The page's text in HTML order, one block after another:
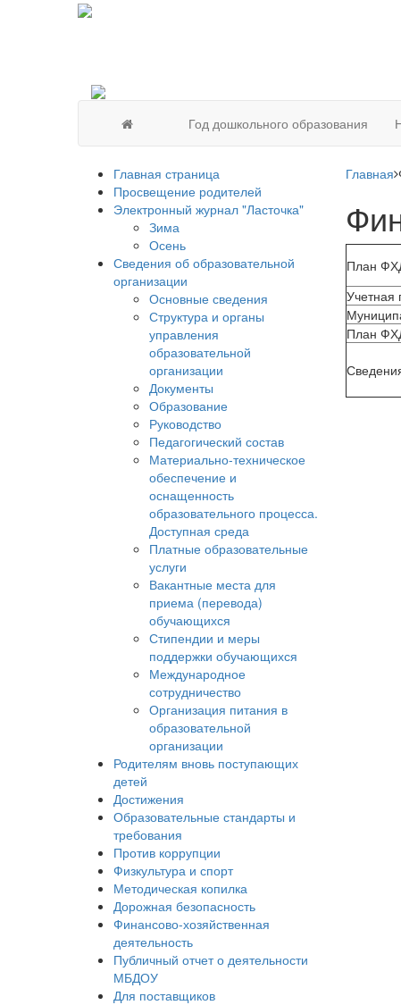
Год дошкольного образования
Главная страница
Просвещение родителей
Электронный журнал "Ласточка"
Зима
Осень
Сведения об образовательной
организации
Основные сведения
Структура и органы
управления
образовательной
организации
Документы
Образование
Руководство
Педагогический состав
Материально-техническое
обеспечение и
оснащенность
образовательного процесса.
Доступная среда
Платные образовательные
услуги
Вакантные места для
приема (перевода)
обучающихся
Стипендии и меры
поддержки обучающихся
Международное
сотрудничество
Организация питания в
образовательной
организации
Родителям вновь поступающих
детей
Достижения
Образовательные стандарты и
требования
Против коррупции
Физкультура и спорт
Методическая копилка
Дорожная безопасность
Финансово-хозяйственная
деятельность
Публичный отчет о деятельности
МБДОУ
Для поставщиков
Главная
План
Учетная
План